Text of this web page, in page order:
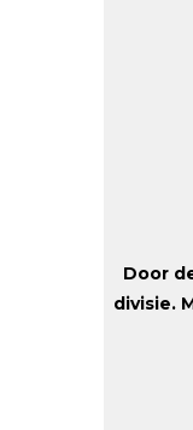
Door
divisie.